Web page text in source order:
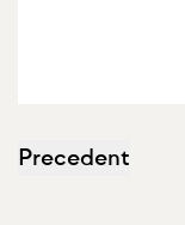
Precedent